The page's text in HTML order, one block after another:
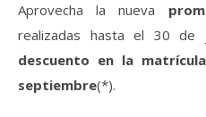
Aprovecha la nueva
realizadas hasta el 30 de
descuento en la
septiembre(*).